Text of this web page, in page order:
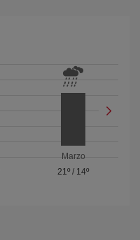
Marzo
21º / 14º